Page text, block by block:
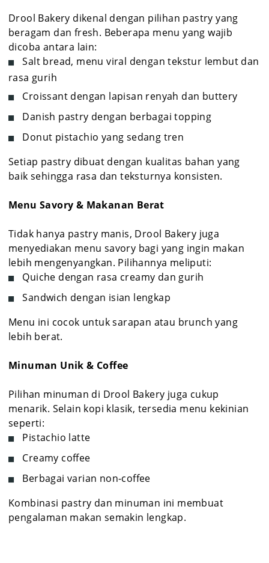
Drool Bakery dikenal dengan pilihan pastry yang
beragam dan fresh. Beberapa menu yang wajib
dicoba antara lain:
Salt bread, menu viral dengan tekstur lembut dan
rasa gurih
Croissant dengan lapisan renyah dan buttery
Danish pastry dengan berbagai topping
Donut pistachio yang sedang tren
Setiap pastry dibuat dengan kualitas bahan yang
baik sehingga rasa dan teksturnya konsisten.
Menu Savory & Makanan Berat
Tidak hanya pastry manis, Drool Bakery juga
menyediakan menu savory bagi yang ingin makan
lebih mengenyangkan. Pilihannya meliputi:
Quiche dengan rasa creamy dan gurih
Sandwich dengan isian lengkap
Menu ini cocok untuk sarapan atau brunch yang
lebih berat.
Minuman Unik & Coffee
Pilihan minuman di Drool Bakery juga cukup
menarik. Selain kopi klasik, tersedia menu kekinian
seperti:
Pistachio latte
Creamy coffee
Berbagai varian non-coffee
Kombinasi pastry dan minuman ini membuat
pengalaman makan semakin lengkap.